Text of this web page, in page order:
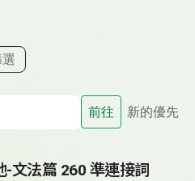
選
前往 新的優先
-文法篇 260 準連接詞